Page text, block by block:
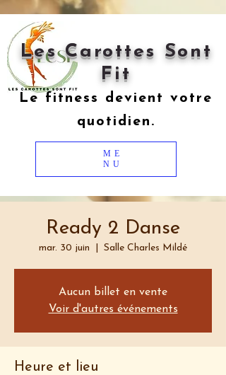
Les Carottes Sont
Fit
Le fitness devient votre
quotidien.
ME
NU
Ready 2 Danse
mar. 30 juin Salle Charles Mildé
Aucun billet en vente
Voir d'autres événements
Heure et lieu